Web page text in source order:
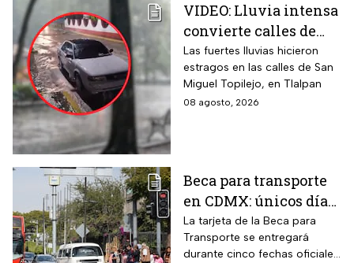
VIDEO: Lluvia intensa
convierte calles de
Tlalpan en ríos
Las fuertes lluvias hicieron
estragos en las calles de San
Miguel Topilejo, en Tlalpan
08 agosto, 2026
Beca para transporte
en CDMX: únicos días
para recoger la tarjeta
si te atrasaste
La tarjeta de la Beca para
Transporte se entregará
durante cinco fechas oficiales